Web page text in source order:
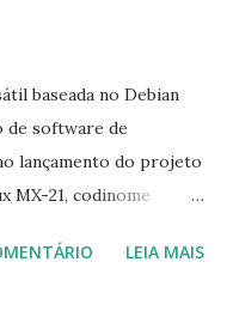
baseada no Debian
de software de
lançamento do projeto
MX-21, codinome
o início, é aLEIA MAIS